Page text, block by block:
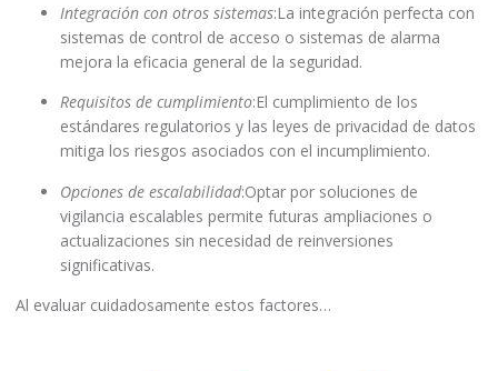
Integración con otros sistemas:La integración perfecta con
sistemas de control de acceso o sistemas de alarma
mejora la eficacia general de la seguridad.
Requisitos de cumplimiento:El cumplimiento de los
estándares regulatorios y las leyes de privacidad de datos
mitiga los riesgos asociados con el incumplimiento.
Opciones de escalabilidad:Optar por soluciones de
vigilancia escalables permite futuras ampliaciones o
actualizaciones sin necesidad de reinversiones
significativas.
Al evaluar cuidadosamente estos factores…